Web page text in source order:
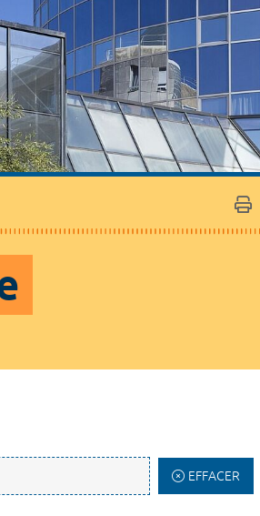
EFFACER